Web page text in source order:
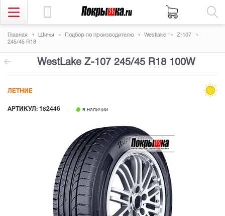
Главная Шины Подбор по производителю Westlake
Z-107
245/45 R18
WestLake Z-107 245/45 R18 100W
АРТИКУЛ: 182446 в наличии
ЛЕТНИЕ